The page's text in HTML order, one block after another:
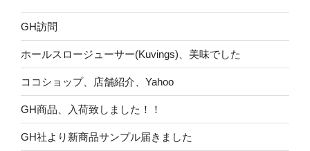
GH訪問
ホールスロージューサー(Kuvings)、美味でした
ココショップ、店舗紹介、Yahoo
GH商品、入荷致しました！！
GH社より新商品サンプル届きました